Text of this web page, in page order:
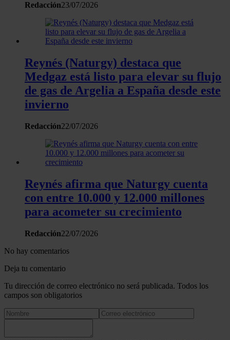
Redacción23/07/2026
Reynés (Naturgy) destaca que
Medgaz está listo para elevar su flujo
de gas de Argelia a España desde este
invierno
Redacción22/07/2026
Reynés afirma que Naturgy cuenta
con entre 10.000 y 12.000 millones
para acometer su crecimiento
Redacción22/07/2026
No hay comentarios
Deja tu comentario
Tu dirección de correo electrónico no será publicada. Todos los
campos son obligatorios